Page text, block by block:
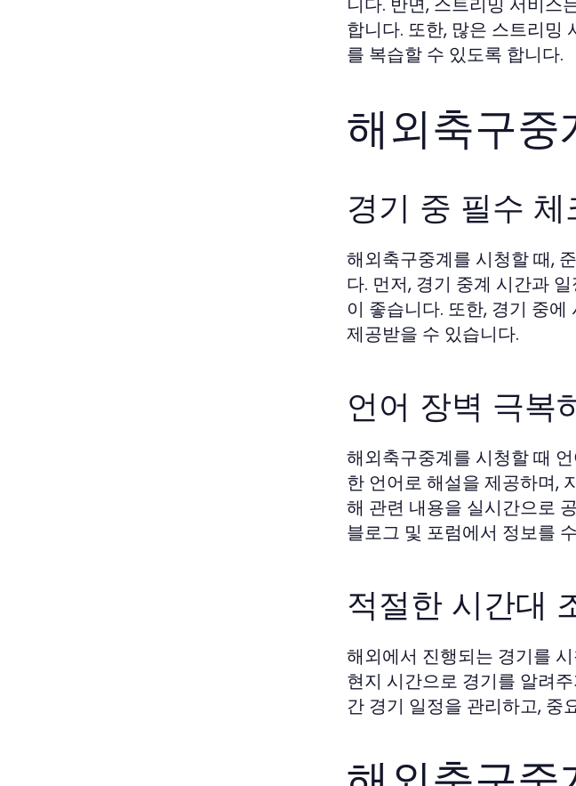
합니다. 또한, 많은 스트리밍
를 복습할 수 있도록 합니다.
해외축구중
경기 중 필수
해외축구중계를 시청할 때,
다. 먼저, 경기 중계 시간과
이 좋습니다. 또한, 경기 중
제공받을 수 있습니다.
언어 장벽 극복
해외축구중계를 시청할 때
한 언어로 해설을 제공하며,
해 관련 내용을 실시간으로
블로그 및 포럼에서 정보를
적절한 시간대
해외에서 진행되는 경기를
현지 시간으로 경기를 알려
간 경기 일정을 관리하고, 중